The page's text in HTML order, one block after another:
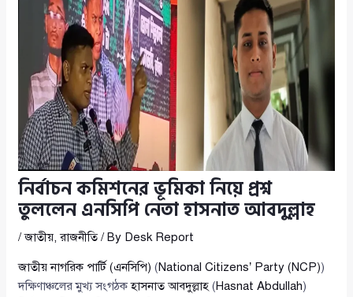
নির্বাচন কমিশনের ভূমিকা নিয়ে প্রশ্ন
তুললেন এনসিপি নেতা হাসনাত আবদুল্লাহ
/জাতীয়,রাজনীতি/ By Desk Report
জাতীয় নাগরিক পার্টি (এনসিপি) (National Citizens’ Party (NCP))
দক্ষিণাঞ্চলের মুখ্য সংগঠকহাসনাত আবদুল্লাহ (Hasnat Abdullah)